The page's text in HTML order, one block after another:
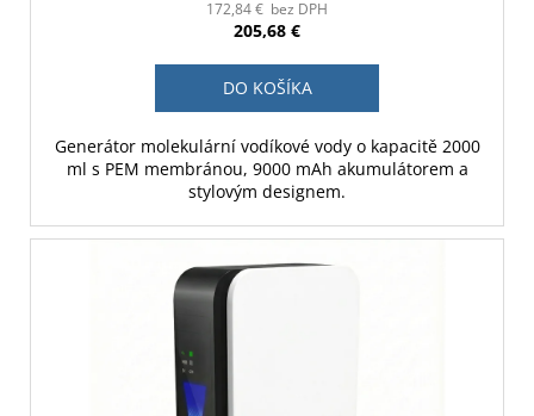
172,84 € bez DPH
205,68 €
DO KOŠÍKA
Generátor molekulární vodíkové vody o kapacitě 2000
ml s PEM membránou, 9000 mAh akumulátorem a
stylovým designem.